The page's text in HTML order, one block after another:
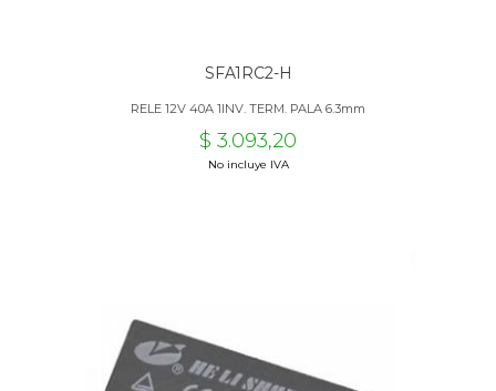
SFA1RC2-H
RELE 12V 40A 1INV. TERM. PALA 6.3mm
$ 3.093,20
No incluye IVA